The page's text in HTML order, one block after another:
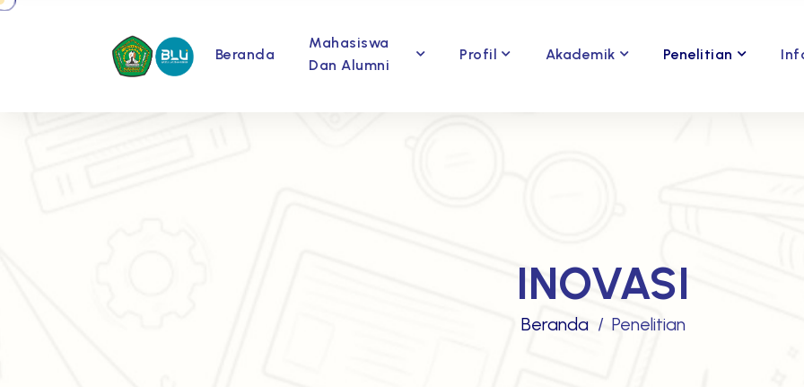
Beranda
Mahasiswa
Dan Alumni
Profil Akademik Penelitian
INOVASI
Beranda Penelitian